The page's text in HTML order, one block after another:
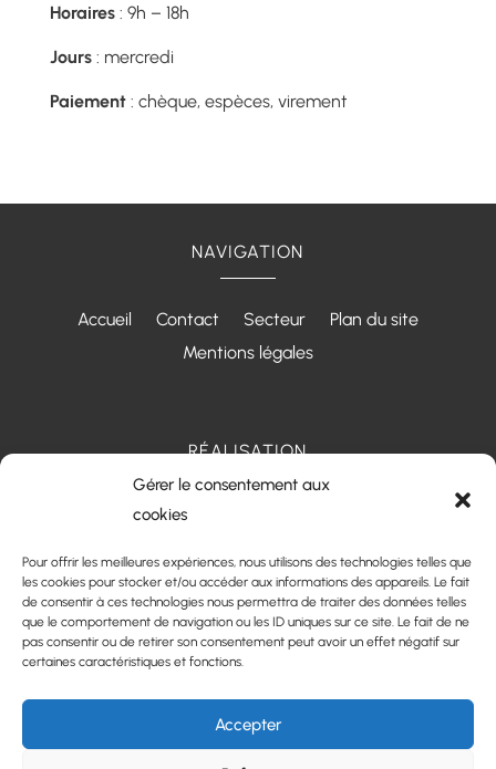
Gérer le consentement aux
cookies
Pour offrir les meilleures expériences, nous utilisons des technologies telles que
les cookies pour stocker et/ou accéder aux informations des appareils. Le fait
de consentir à ces technologies nous permettra de traiter des données telles
que le comportement de navigation ou les ID uniques sur ce site. Le fait de ne
pas consentir ou de retirer son consentement peut avoir un effet négatif sur
certaines caractéristiques et fonctions.
Accepter
Horaires : 9h – 18h
Jours: mercredi
Paiement: chèque, espèces, virement
NAVIGATION
Accueil Contact Secteur
Plan du site
Mentions légales
RÉALISATION